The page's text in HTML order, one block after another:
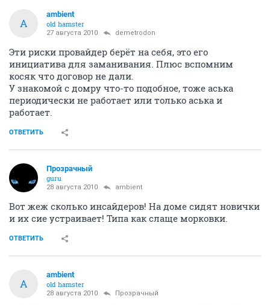
A
ambient
old hamster
27 августа 2010 demetrodon
Эти риски провайдер берёт на себя, это его
инициатива для заманивания. Плюс вспомним
косяк что договор не дали.
У знакомой с домру что-то подобное, тоже аська
периодически не работает или только аська и
работает.
ОТВЕТИТЬ
Прозрачный
guru
28 августа 2010 ambient
Вот жеж сколько инсайдеров! На доме сидят новички
и их сие устраивает! Типа как слаще морковки.
ОТВЕТИТЬ
A
ambient
old hamster
28 августа 2010 Прозрачный